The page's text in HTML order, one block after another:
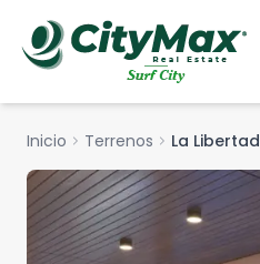
Inicio chevron_right Terrenos chevron_right La Libertad